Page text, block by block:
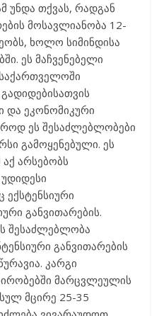
უნდა თქვას, რადგან
მოსავლიანობა 12-
ხოლო სიმინდისა
ეს მაჩვენებელი
და ეკონომიკური
ეს შესაძლებლობები
გამოყენებული. ეს
არსებობს
განვითარების.
შესაძლებლობა
განვითარების
კარგი
მარცვლეულის
მცირე 25-35